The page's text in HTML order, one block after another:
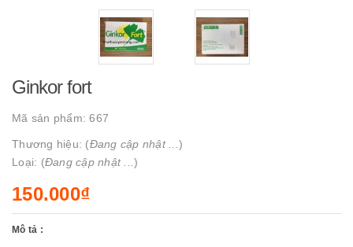
Ginkor fort
Mã sản phẩm:667
Thương hiệu: (Đang cập nhật ... )
Loại: (Đang cập nhật ... )
150.000₫
Mô tả :